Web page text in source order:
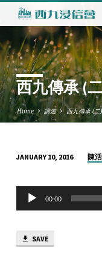
西九傳承 (
Home 講道 西九傳承 (二)
九
傳
承
JANUARY 10, 2016 陳
Audio
Player
00:00
SAVE